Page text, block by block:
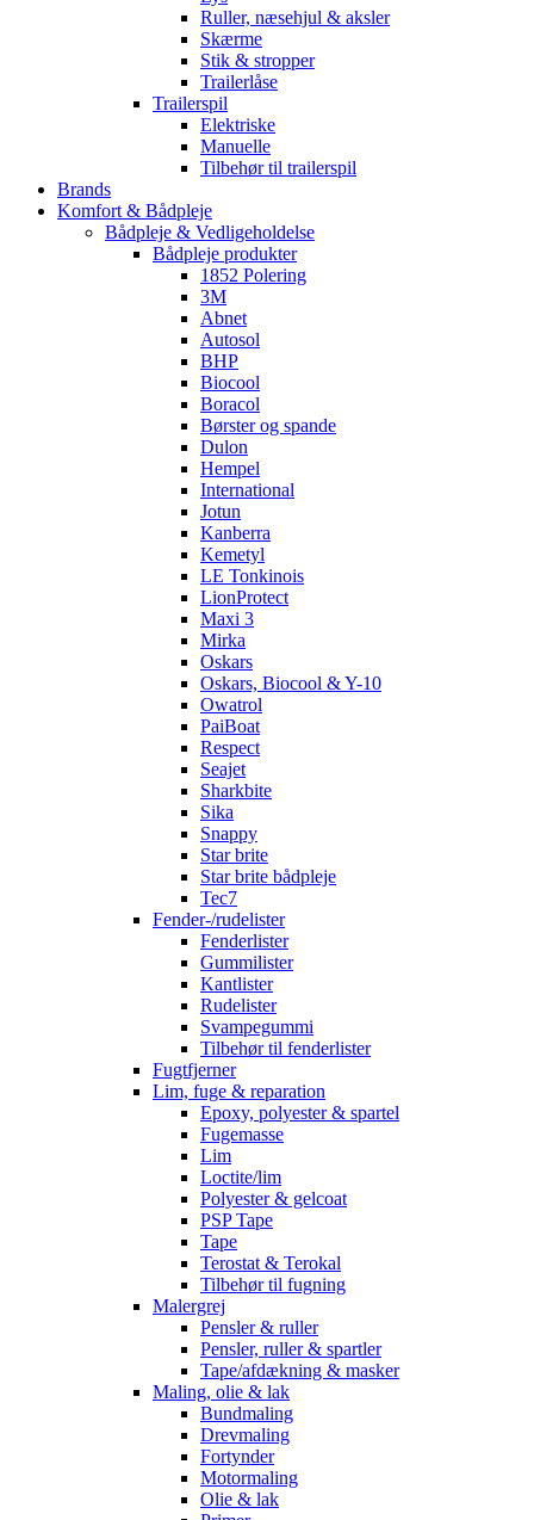
Ruller, næsehjul & aksler
Skærme
Stik & stropper
Trailerlåse
Trailerspil
Elektriske
Manuelle
Tilbehør til trailerspil
Brands
Komfort & Bådpleje
Bådpleje & Vedligeholdelse
Bådpleje produkter
1852 Polering
3M
Abnet
Autosol
BHP
Biocool
Boracol
Børster og spande
Dulon
Hempel
International
Jotun
Kanberra
Kemetyl
LE Tonkinois
LionProtect
Maxi 3
Mirka
Oskars
Oskars, Biocool & Y-10
Owatrol
PaiBoat
Respect
Seajet
Sharkbite
Sika
Snappy
Star brite
Star brite bådpleje
Tec7
Fender-/rudelister
Fenderlister
Gummilister
Kantlister
Rudelister
Svampegummi
Tilbehør til fenderlister
Fugtfjerner
Lim, fuge & reparation
Epoxy, polyester & spartel
Fugemasse
Lim
Loctite/lim
Polyester & gelcoat
PSP Tape
Tape
Terostat & Terokal
Tilbehør til fugning
Malergrej
Pensler & ruller
Pensler, ruller & spartler
Tape/afdækning & masker
Maling, olie & lak
Bundmaling
Drevmaling
Fortynder
Motormaling
Olie & lak